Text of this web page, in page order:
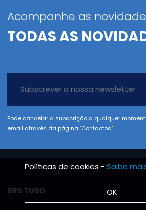
Acompanhe as
TODAS AS
Pode cancelar a subscrição a qualquer
email através da página "Contactos".
BRS TUBO
Notícias
Políticas de cookies - Saiba
OK